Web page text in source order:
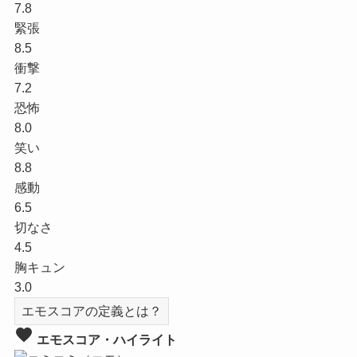
7.8
緊張
8.5
衝撃
7.2
恐怖
8.0
笑い
8.8
感動
6.5
切なさ
4.5
胸キュン
3.0
エモスコアの定義とは？
favorite エモスコア・ハイライト